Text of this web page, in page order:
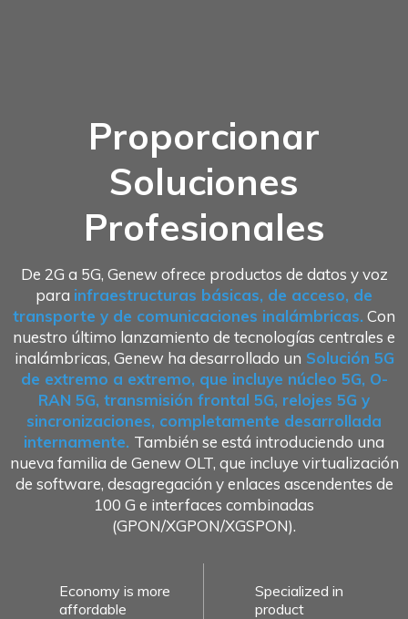
Proporcionar
Soluciones
Profesionales
De 2G a 5G, Genew ofrece productos de datos y voz
para infraestructuras básicas, de acceso, de
transporte y de comunicaciones inalámbricas. Con
nuestro último lanzamiento de tecnologías centrales e
inalámbricas, Genew ha desarrollado un Solución 5G
de extremo a extremo, que incluye núcleo 5G, O-
RAN 5G, transmisión frontal 5G, relojes 5G y
sincronizaciones, completamente desarrollada
internamente. También se está introduciendo una
nueva familia de Genew OLT, que incluye virtualización
de software, desagregación y enlaces ascendentes de
100 G e interfaces combinadas
(GPON/XGPON/XGSPON).
Economy is more
affordable
Specialized in
product